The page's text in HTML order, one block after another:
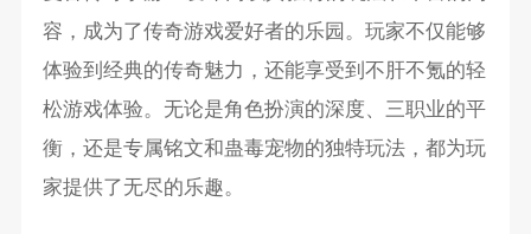
容，成为了传奇游戏爱好者的乐园。玩家不仅能够
体验到经典的传奇魅力，还能享受到不肝不氪的轻
松游戏体验。无论是角色扮演的深度、三职业的平
衡，还是专属铭文和蛊毒宠物的独特玩法，都为玩
家提供了无尽的乐趣。